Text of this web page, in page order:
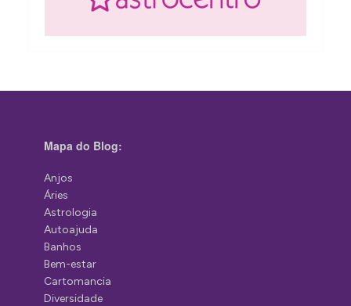
Mapa do Blog:
Anjos
Áries
Astrologia
Autoajuda
Banhos
Bem-estar
Cartomancia
Diversidade